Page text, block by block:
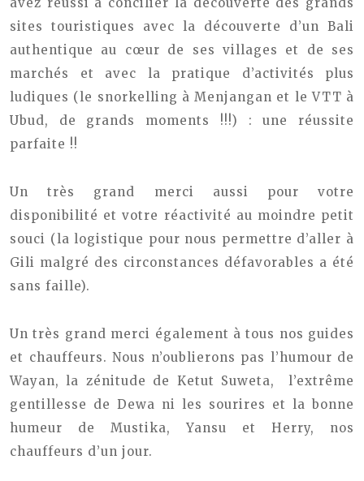
sites touristiques avec la découverte d’un Bali
authentique au cœur de ses villages et de ses
marchés et avec la pratique d’activités plus
ludiques (le snorkelling à Menjangan et le VTT à
Ubud, de grands moments !!!) : une réussite
parfaite !!
Un très grand merci aussi pour votre
disponibilité et votre réactivité au moindre petit
souci (la logistique pour nous permettre d’aller à
Gili malgré des circonstances défavorables a été
sans faille).
Un très grand merci également à tous nos guides
et chauffeurs. Nous n’oublierons pas l’humour de
Wayan, la zénitude de Ketut Suweta, l’extrême
gentillesse de Dewa ni les sourires et la bonne
humeur de Mustika, Yansu et Herry, nos
chauffeurs d’un jour.